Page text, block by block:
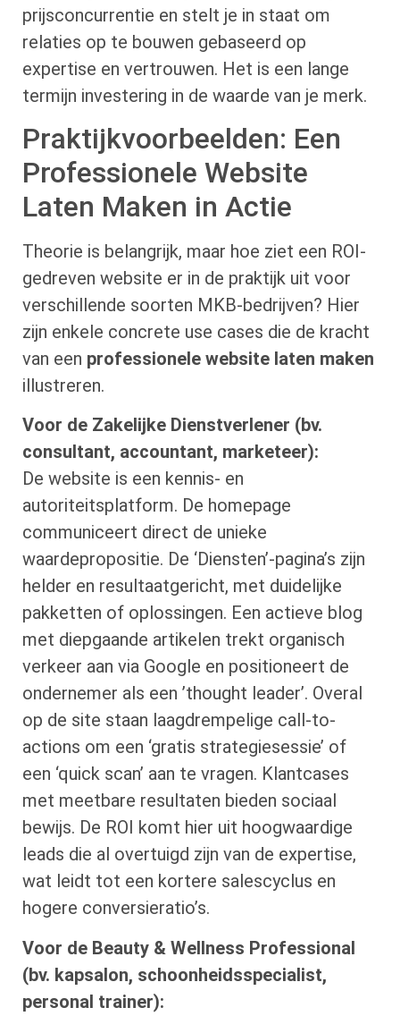
prijsconcurrentie en stelt je in staat om
relaties op te bouwen gebaseerd op
expertise en vertrouwen. Het is een lange
termijn investering in de waarde van je merk.
Praktijkvoorbeelden: Een
Professionele Website
Laten Maken in Actie
Theorie is belangrijk, maar hoe ziet een ROI-
gedreven website er in de praktijk uit voor
verschillende soorten MKB-bedrijven? Hier
zijn enkele concrete use cases die de kracht
van een professionele website laten maken
illustreren.
Voor de Zakelijke Dienstverlener (bv.
consultant, accountant, marketeer):
De website is een kennis- en
autoriteitsplatform. De homepage
communiceert direct de unieke
waardepropositie. De ‘Diensten’-pagina’s zijn
helder en resultaatgericht, met duidelijke
pakketten of oplossingen. Een actieve blog
met diepgaande artikelen trekt organisch
verkeer aan via Google en positioneert de
ondernemer als een ’thought leader’. Overal
op de site staan laagdrempelige call-to-
actions om een ‘gratis strategiesessie’ of
een ‘quick scan’ aan te vragen. Klantcases
met meetbare resultaten bieden sociaal
bewijs. De ROI komt hier uit hoogwaardige
leads die al overtuigd zijn van de expertise,
wat leidt tot een kortere salescyclus en
hogere conversieratio’s.
Voor de Beauty & Wellness Professional
(bv. kapsalon, schoonheidsspecialist,
personal trainer):